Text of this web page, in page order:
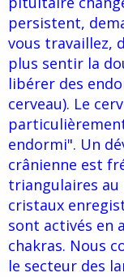
persistent,
vous travaillez,
plus sentir la
libérer des
cerveau). Le
endormi". Un
crânienne est
triangulaires au
cristaux
sont activés en
chakras. Nous
le secteur des